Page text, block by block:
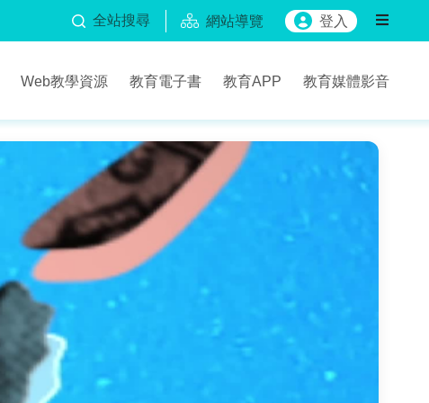
全站搜尋 網站導覽 登入
Web教學資源 教育電子書 教育APP 教育媒體影音